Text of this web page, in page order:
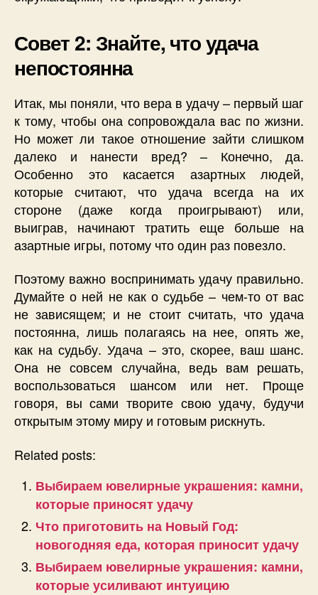
Совет 2: Знайте, что удача
непостоянна
Итак, мы поняли, что вера в удачу – первый шаг
к тому, чтобы она сопровождала вас по жизни.
Но может ли такое отношение зайти слишком
далеко и нанести вред? – Конечно, да.
Особенно это касается азартных людей,
которые считают, что удача всегда на их
стороне (даже когда проигрывают) или,
выиграв, начинают тратить еще больше на
азартные игры, потому что один раз повезло.
Поэтому важно воспринимать удачу правильно.
Думайте о ней не как о судьбе – чем-то от вас
не зависящем; и не стоит считать, что удача
постоянна, лишь полагаясь на нее, опять же,
как на судьбу. Удача – это, скорее, ваш шанс.
Она не совсем случайна, ведь вам решать,
воспользоваться шансом или нет. Проще
говоря, вы сами творите свою удачу, будучи
открытым этому миру и готовым рискнуть.
Related posts:
Выбираем ювелирные украшения: камни,
которые приносят удачу
Что приготовить на Новый Год:
новогодняя еда, которая приносит удачу
Выбираем ювелирные украшения: камни,
которые усиливают интуицию